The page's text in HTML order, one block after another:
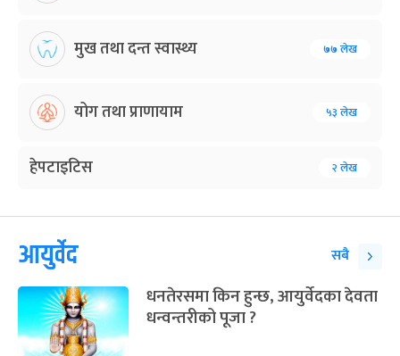
मुख तथा दन्त स्वास्थ्य ७७ लेख
योग तथा प्राणायाम ५३ लेख
हेपटाइटिस २ लेख
आयुर्वेद सबै
धनतेरसमा किन हुन्छ, आयुर्वेदका देवता
धन्वन्तरीको पूजा ?